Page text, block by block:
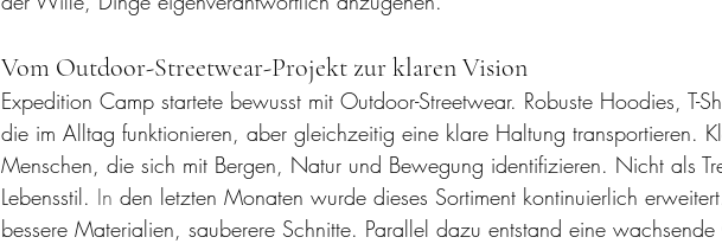
Vom Outdoor-Streetwear-Projekt zur klaren Vision
Expedition Camp startete bewusst mit Outdoor-Streetwear. Robuste Hoodies, T-
die im Alltag funktionieren, aber gleichzeitig eine klare Haltung transportieren.
Menschen, die sich mit Bergen, Natur und Bewegung identifizieren. Nicht als
Lebensstil. In den letzten Monaten wurde dieses Sortiment kontinuierlich
bessere Materialien, sauberere Schnitte. Parallel dazu entstand eine wachsende